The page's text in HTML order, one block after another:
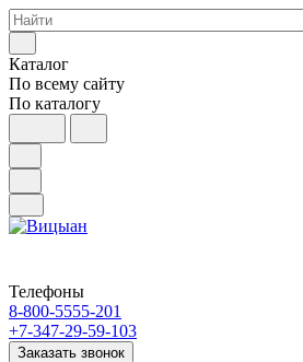
Каталог
По всему сайту
По каталогу
Телефоны
8-800-5555-201
+7-347-29-59-103
Заказать звонок